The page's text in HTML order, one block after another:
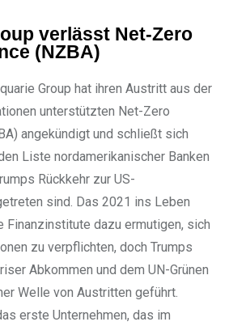
verlässt Net-Zero
(NZBA)
Group hat ihren Austritt aus der
unterstützten Net-Zero
angekündigt und schließt sich
Liste nordamerikanischer Banken
Rückkehr zur US-
sind. Das 2021 ins Leben
Finanzinstitute dazu ermutigen, sich
zu verpflichten, doch Trumps
Abkommen und dem UN-Grünen
Welle von Austritten geführt.
erste Unternehmen, das im